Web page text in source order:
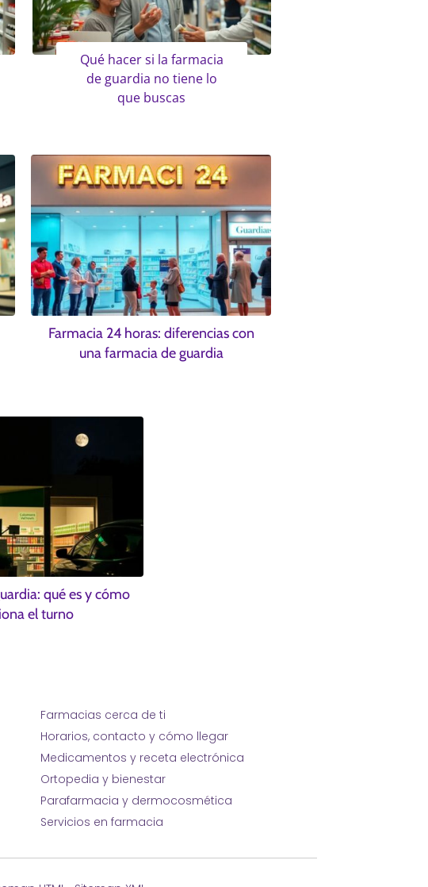
Qué hacer si la farmacia
de guardia no tiene lo
que buscas
Farmacia 24 horas: diferencias con
una farmacia de guardia
qué es y cómo
el turno
Farmacias cerca de ti
Horarios, contacto y cómo llegar
Medicamentos y receta electrónica
Ortopedia y bienestar
Parafarmacia y dermocosmética
Servicios en farmacia